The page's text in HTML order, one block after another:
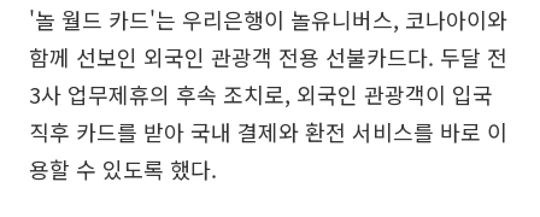
'놀 월드 카드'는 우리은행이 놀유니버스, 코나아이와
함께 선보인 외국인 관광객 전용 선불카드다. 두달 전
3사 업무제휴의 후속 조치로, 외국인 관광객이 입국
직후 카드를 받아 국내 결제와 환전 서비스를 바로 이
용할 수 있도록 했다.